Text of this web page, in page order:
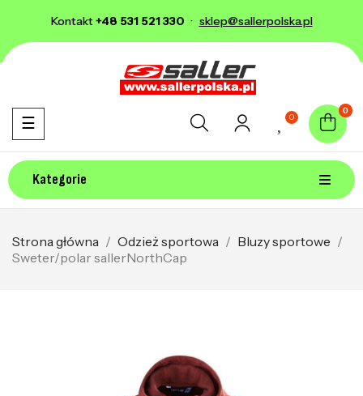
Kontakt+48 531 521 330 · sklep@sallerpolska.pl
0
0
Kategorie
Toggle navigation
☰
Strona główna Odzież sportowa
Bluzy sportowe
Sweter/polar sallerNorthCap